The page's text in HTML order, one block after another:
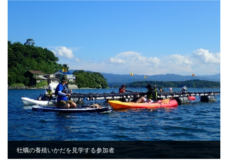
牡蠣の養殖いかだを見学する参加者